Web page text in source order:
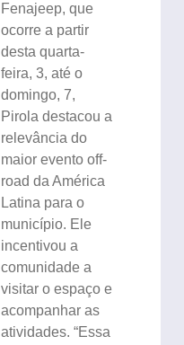
Fenajeep, que
ocorre a partir
desta quarta-
feira, 3, até o
domingo, 7,
Pirola destacou a
relevância do
maior evento off-
road da América
Latina para o
município. Ele
incentivou a
comunidade a
visitar o espaço e
acompanhar as
atividades. “Essa